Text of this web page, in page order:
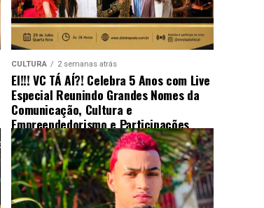
CULTURA 2 semanas atrás
EI!!! VC TÁ AÍ?! Celebra 5 Anos com Live
Especial Reunindo Grandes Nomes da
Comunicação, Cultura e
Empreendedorismo e Participações
Surpresa